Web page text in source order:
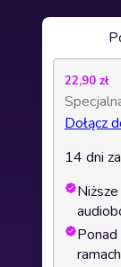
22,90 zł
Dołącz
14 dni